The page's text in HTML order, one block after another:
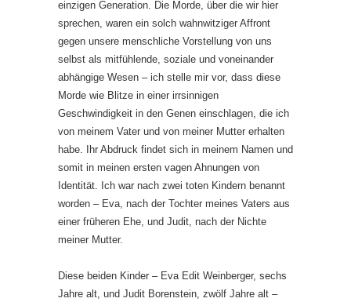
einzigen Generation. Die Morde, über die wir hier
sprechen, waren ein solch wahnwitziger Affront
gegen unsere menschliche Vorstellung von uns
selbst als mitfühlende, soziale und voneinander
abhängige Wesen – ich stelle mir vor, dass diese
Morde wie Blitze in einer irrsinnigen
Geschwindigkeit in den Genen einschlagen, die ich
von meinem Vater und von meiner Mutter erhalten
habe. Ihr Abdruck findet sich in meinem Namen und
somit in meinen ersten vagen Ahnungen von
Identität. Ich war nach zwei toten Kindern benannt
worden – Eva, nach der Tochter meines Vaters aus
einer früheren Ehe, und Judit, nach der Nichte
meiner Mutter.
Diese beiden Kinder – Eva Edit Weinberger, sechs
Jahre alt, und Judit Borenstein, zwölf Jahre alt –